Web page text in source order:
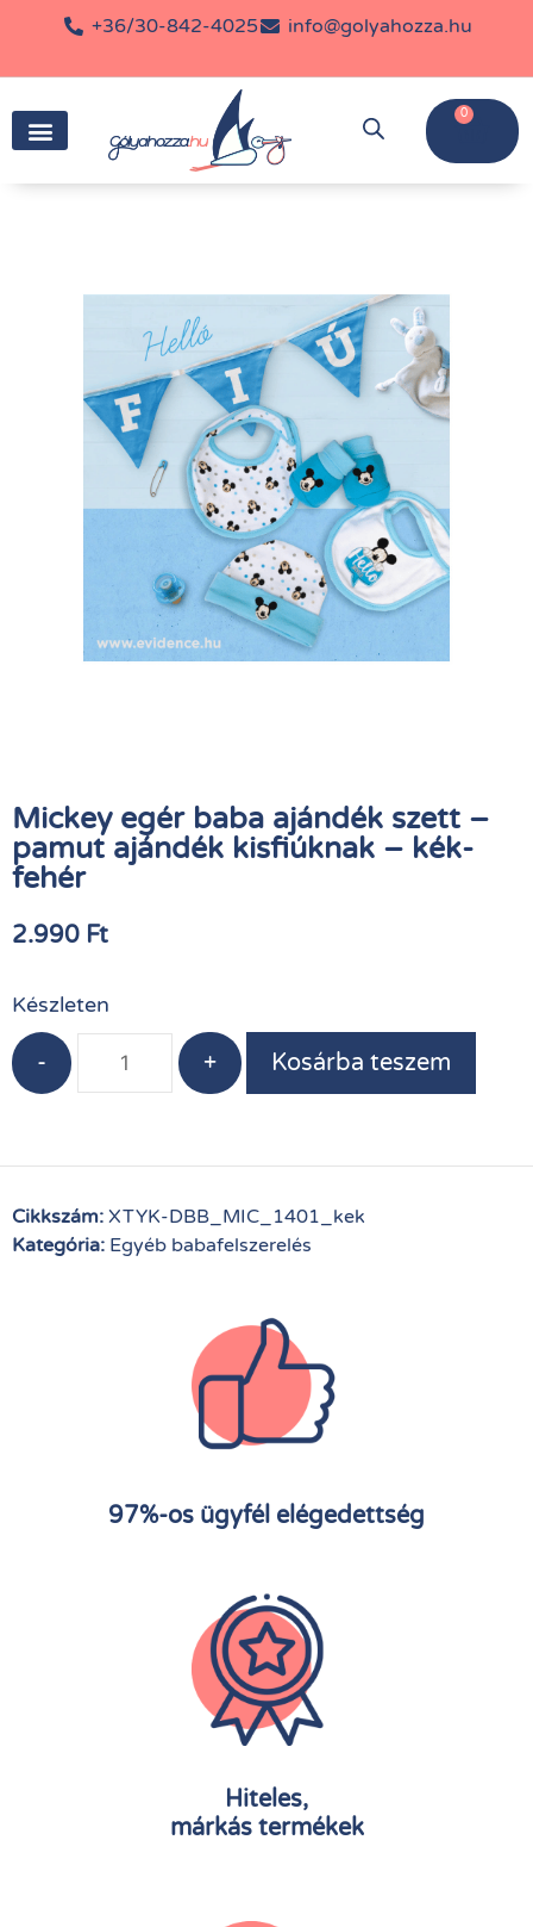
+36/30-842-4025 info@golyahozza.hu
0
Mickey egér baba ajándék szett –
pamut ajándék kisfiúknak – kék-
fehér
2.990 Ft
Készleten
- + Kosárba teszem
Cikkszám: XTYK-DBB_MIC_1401_kek
Kategória: Egyéb babafelszerelés
97%-os ügyfél elégedettség
Hiteles,
márkás termékek